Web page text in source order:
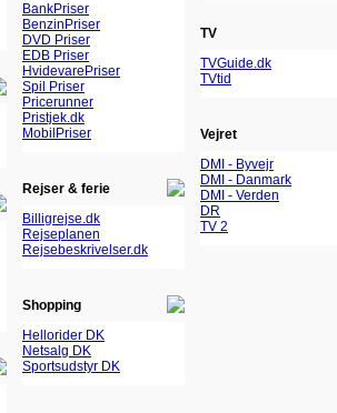
BankPriser
BenzinPriser
DVD Priser
EDB Priser
HvidevarePriser
Spil Priser
Pricerunner
Pristjek.dk
MobilPriser
Rejser & ferie
Billigrejse.dk
Rejseplanen
Rejsebeskrivelser.dk
Shopping
Hellorider DK
Netsalg DK
Sportsudstyr DK
TV
TVGuide.dk
TVtid
Vejret
DMI - Byvejr
DMI - Danmark
DMI - Verden
DR
TV 2